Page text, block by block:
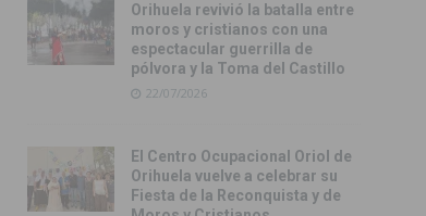
Orihuela revivió la batalla entre
moros y cristianos con una
espectacular guerrilla de
pólvora y la Toma del Castillo
22/07/2026
El Centro Ocupacional Oriol de
Orihuela vuelve a celebrar su
Fiesta de la Reconquista y de